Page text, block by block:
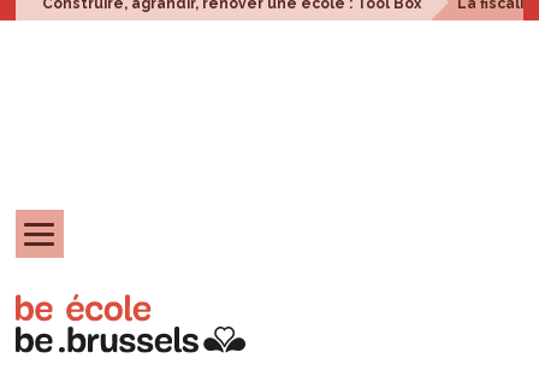
Construire, agrandir, rénover une école : Tool Box La